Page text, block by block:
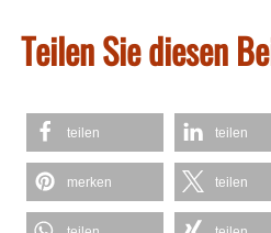
Teilen Sie diesen
teilen teilen
merken teilen